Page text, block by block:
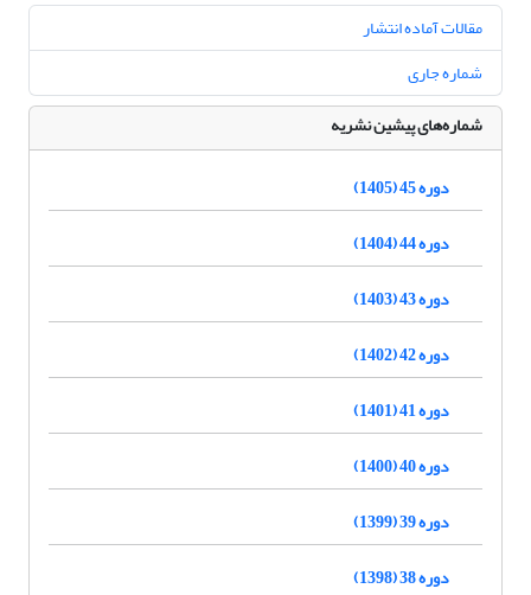
مقالات آماده انتشار
شماره جاری
شماره‌های پیشین نشریه
دوره 45 (1405)
دوره 44 (1404)
دوره 43 (1403)
دوره 42 (1402)
دوره 41 (1401)
دوره 40 (1400)
دوره 39 (1399)
دوره 38 (1398)